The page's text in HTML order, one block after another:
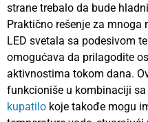
strane trebalo da bude
Praktično rešenje za
LED svetala sa podesivom
omogućava da prilagodite
aktivnostima tokom dana.
funkcioniše u kombinaciji
kupatilo koje takođe mogu